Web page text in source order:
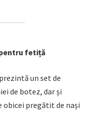
fetiță
un set de
de botez, dar și
obicei pregătit de nași